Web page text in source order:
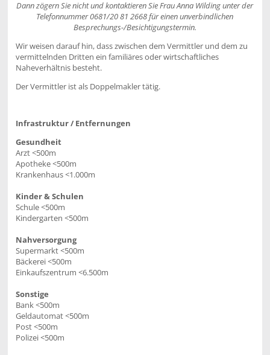
Dann zögern Sie nicht und kontaktieren Sie Frau Anna Wilding unter der
Telefonnummer 0681/20 81 2668 für einen unverbindlichen
Besprechungs-/Besichtigungstermin.
Wir weisen darauf hin, dass zwischen dem Vermittler und dem zu
vermittelnden Dritten ein familiäres oder wirtschaftliches
Naheverhältnis besteht.
Der Vermittler ist als Doppelmakler tätig.
Infrastruktur / Entfernungen
Gesundheit
Arzt <500m
Apotheke <500m
Krankenhaus <1.000m
Kinder & Schulen
Schule <500m
Kindergarten <500m
Nahversorgung
Supermarkt <500m
Bäckerei <500m
Einkaufszentrum <6.500m
Sonstige
Bank <500m
Geldautomat <500m
Post <500m
Polizei <500m